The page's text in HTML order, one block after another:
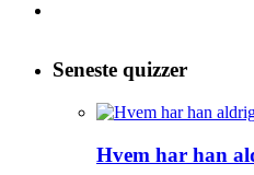
Seneste quizzer
Hvem har han